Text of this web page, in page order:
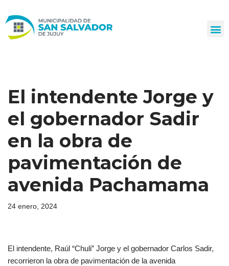
al
El intendente Jorge y
el gobernador Sadir
en la obra de
pavimentación de
avenida Pachamama
24 enero, 2024
El intendente, Raúl “Chuli” Jorge y el gobernador Carlos Sadir,
recorrieron la obra de pavimentación de la avenida